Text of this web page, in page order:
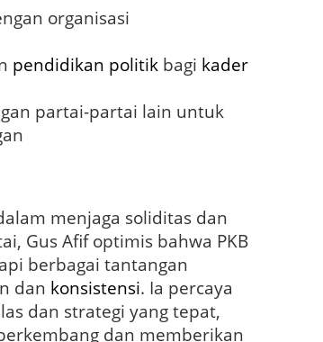
organisasi
pendidikan politikbagi kader
partai-partai lain untuk
menjaga soliditas dan
Gus Afif optimis bahwa PKB
berbagai tantangan
dan konsistensi. Ia percaya
dan strategi yang tepat,
dan memberikan